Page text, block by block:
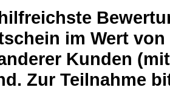
im Wert
Kunden
Zur Teilnahme